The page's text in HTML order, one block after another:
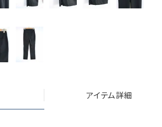
アイテム詳細